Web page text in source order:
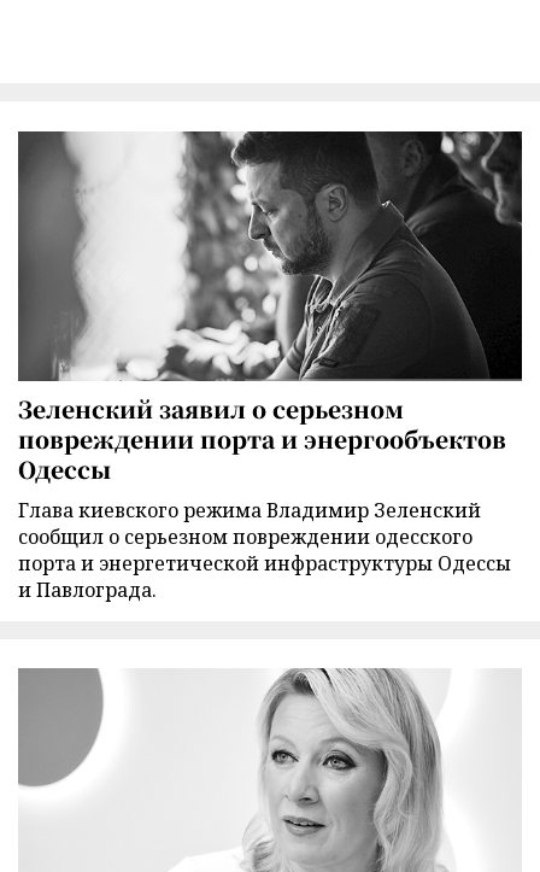
Зеленский заявил о серьезном
повреждении порта и энергообъектов
Одессы
Глава киевского режима Владимир Зеленский
сообщил о серьезном повреждении одесского
порта и энергетической инфраструктуры Одессы
и Павлограда.